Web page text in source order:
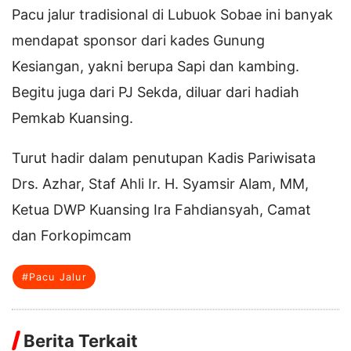
Pacu jalur tradisional di Lubuok Sobae ini banyak
mendapat sponsor dari kades Gunung
Kesiangan, yakni berupa Sapi dan kambing.
Begitu juga dari PJ Sekda, diluar dari hadiah
Pemkab Kuansing.
Turut hadir dalam penutupan Kadis Pariwisata
Drs. Azhar, Staf Ahli Ir. H. Syamsir Alam, MM,
Ketua DWP Kuansing Ira Fahdiansyah, Camat
dan Forkopimcam
#Pacu Jalur
Berita Terkait